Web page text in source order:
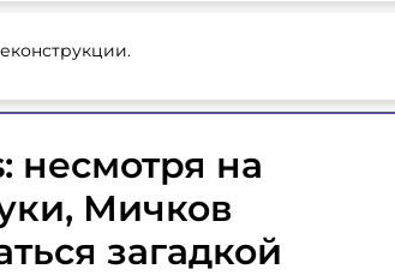
несмотря на
Мичков
загадкой